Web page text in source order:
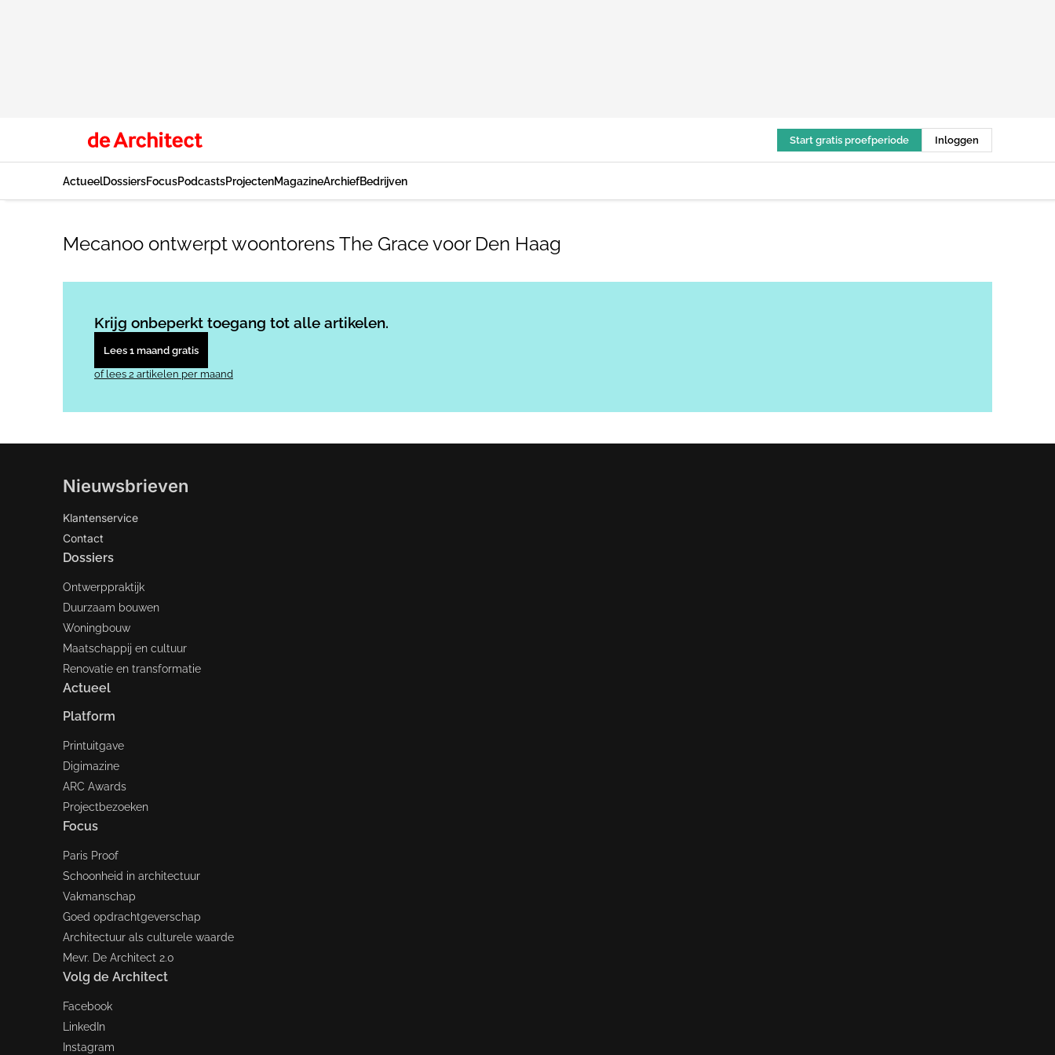
Start gratis proefperiode Inloggen
ActueelDossiersFocusPodcastsProjectenMagazineArchiefBedrijven
Mecanoo ontwerpt woontorens The Grace voor Den Haag
Krijg onbeperkt toegang tot alle artikelen.
Lees 1 maand gratis
of lees 2 artikelen per maand
Nieuwsbrieven
Klantenservice
Contact
Dossiers
Ontwerppraktijk
Duurzaam bouwen
Woningbouw
Maatschappij en cultuur
Renovatie en transformatie
Actueel
Platform
Printuitgave
Digimazine
ARC Awards
Projectbezoeken
Focus
Paris Proof
Schoonheid in architectuur
Vakmanschap
Goed opdrachtgeverschap
Architectuur als culturele waarde
Mevr. De Architect 2.0
Volg de Architect
Facebook
LinkedIn
Instagram